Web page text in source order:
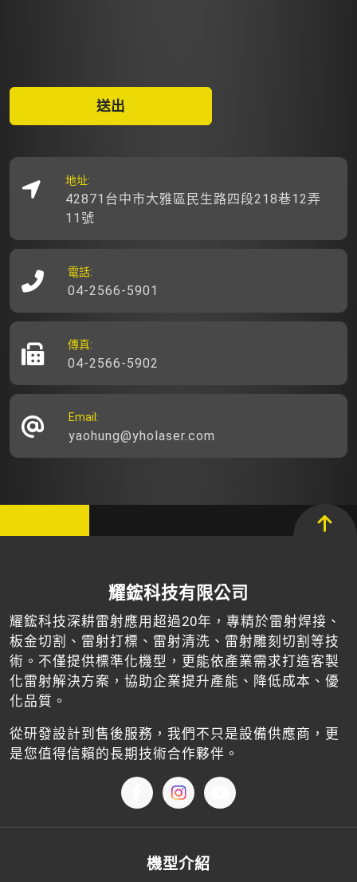
送出
地址:
42871台中市大雅區民生路四段218巷12弄
11號
電話:
04-2566-5901
傳真:
04-2566-5902
Email:
yaohung@yholaser.com
耀鋐科技有限公司
耀鋐科技深耕雷射應用超過20年，專精於雷射焊接、
板金切割、雷射打標、雷射清洗、雷射雕刻切割等技
術。不僅提供標準化機型，更能依產業需求打造客製
化雷射解決方案，協助企業提升產能、降低成本、優
化品質。
從研發設計到售後服務，我們不只是設備供應商，更
是您值得信賴的長期技術合作夥伴。
機型介紹